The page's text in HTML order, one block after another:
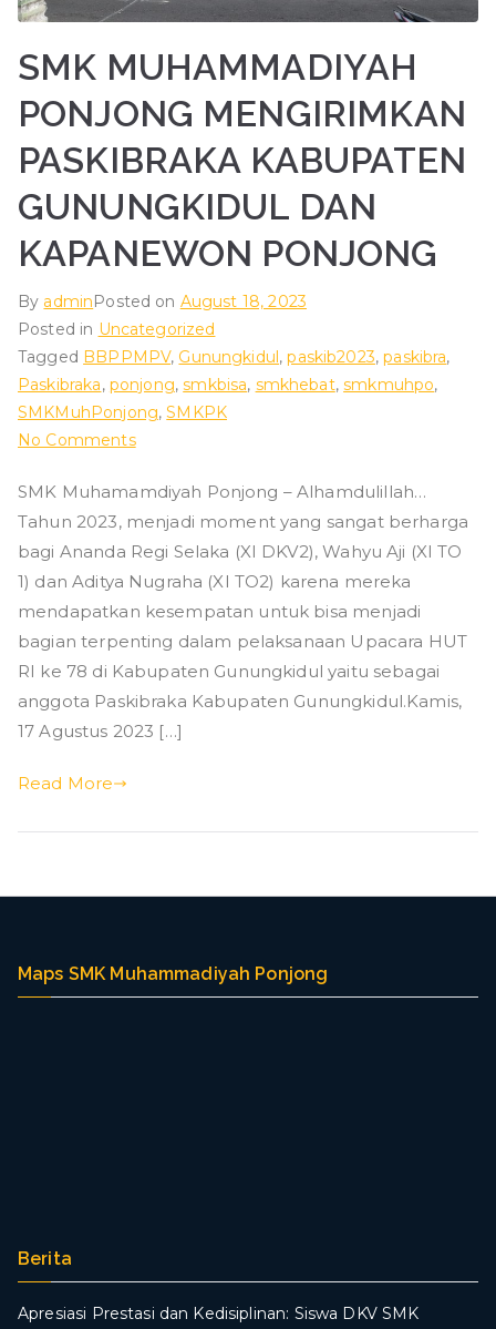
ad
iy
ah
o
o
g
SMK MUHAMMADIYAH
PONJONG MENGIRIMKAN
PASKIBRAKA KABUPATEN
GUNUNGKIDUL DAN
KAPANEWON PONJONG
By admin Posted on August 18, 2023
Posted in Uncategorized
Tagged BBPPMPV, Gunungkidul ,paskib2023,paskibra,
Paskibraka, ponjong,smkbisa, smkhebat,smkmuhpo,
SMKMuhPonjong,SMKPK
No Commentson
MUHAMMADIYAH
PONJONG
MENGIRIMKAN
PASKIBRAKA
KABUPATEN
GUNUNGKIDUL
DAN
SMK Muhamamdiyah Ponjong – Alhamdulillah…
Tahun 2023, menjadi moment yang sangat berharga
bagi Ananda Regi Selaka (XI DKV2), Wahyu Aji (XI TO
1) dan Aditya Nugraha (XI TO2) karena mereka
mendapatkan kesempatan untuk bisa menjadi
bagian terpenting dalam pelaksanaan Upacara HUT
RI ke 78 di Kabupaten Gunungkidul yaitu sebagai
anggota Paskibraka Kabupaten Gunungkidul.Kamis,
17 Agustus 2023 […]
Read More
Maps SMK Muhammadiyah Ponjong
Berita
Apresiasi Prestasi dan Kedisiplinan: Siswa DKV SMK